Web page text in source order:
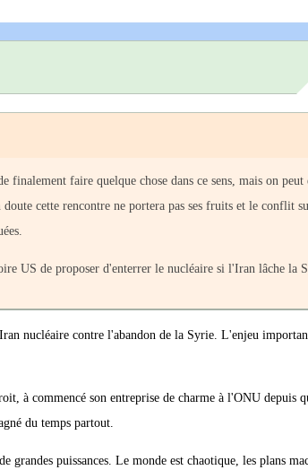
faire quelque chose dans ce sens, mais on peut
cette rencontre ne portera pas ses fruits et le conflit
US de proposer d'enterrer le nucléaire si l'Iran lâche la
nucléaire contre l'abandon de la Syrie. L'enjeu
à commencé son entreprise de charme à l'ONU depuis
du temps partout.
puissances. Le monde est chaotique, les plans